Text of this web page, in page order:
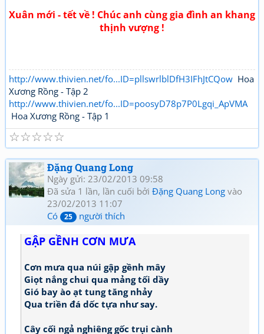
Xuân mới - tết về ! Chúc anh cùng gia đình an khang
thịnh vượng !
http://www.thivien.net/fo...ID=pllswrlblDfH3IFhJtCQow Hoa
Xương Rồng - Tập 2
http://www.thivien.net/fo...ID=poosyD78p7P0Lgqi_ApVMA
Hoa Xương Rồng - Tập 1
☆
☆
☆
☆
☆
Đặng Quang Long
Ngày gửi: 23/02/2013 09:58
Đã sửa 1 lần, lần cuối bởi Đặng Quang Long vào
23/02/2013 11:07
Có
25 người thích
GẬP GỀNH CƠN MƯA
Cơn mưa qua núi gập gềnh mây
Giọt nắng chui qua mảng tối dầy
Gió bay ào ạt tung tăng nhảy
Qua triền đá dốc tựa như say.
Cây cối ngả nghiêng gốc trụi cành